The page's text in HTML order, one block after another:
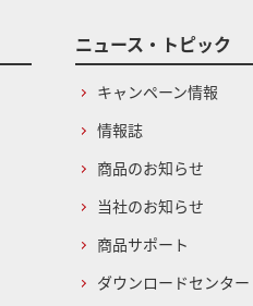
ニュース・トピック
キャンペーン情報
情報誌
商品のお知らせ
当社のお知らせ
商品サポート
ダウンロードセンター